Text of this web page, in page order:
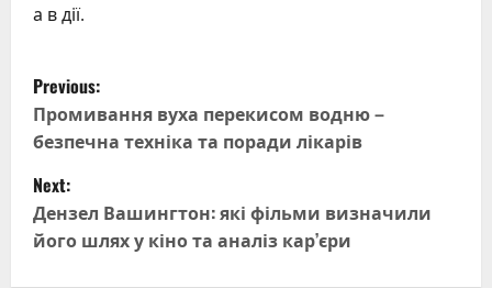
а в дії.
P
o
s
t
n
Previous:
Промивання вуха перекисом водню –
безпечна техніка та поради лікарів
Next:
Дензел Вашингтон: які фільми визначили
його шлях у кіно та аналіз кар’єри